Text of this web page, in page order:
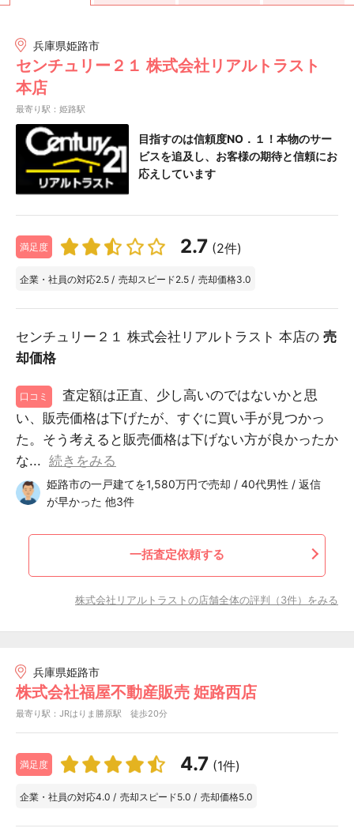
兵庫県姫路市
センチュリー２１ 株式会社リアルトラスト
本店
最寄り駅：姫路駅
目指すのは信頼度NO．１！本物のサー
ビスを追及し、お客様の期待と信頼にお
応えしています
満足度 2.7 (2件)
企業・社員の対応2.5 / 売却スピード2.5 / 売却価格3.0
センチュリー２１ 株式会社リアルトラスト 本店の 売
却価格
口コミ
査定額は正直、少し高いのではないかと思
い、販売価格は下げたが、すぐに買い手が見つかっ
た。そう考えると販売価格は下げない方が良かったか
な... 続きをみる
姫路市の一戸建てを1,580万円で売却 / 40代男性 / 返信
が早かった 他3件
一括査定依頼する
株式会社リアルトラストの店舗全体の評判（3件）をみる
兵庫県姫路市
株式会社福屋不動産販売 姫路西店
最寄り駅：JRはりま勝原駅 徒歩20分
満足度 4.7 (1件)
企業・社員の対応4.0 / 売却スピード5.0 / 売却価格5.0